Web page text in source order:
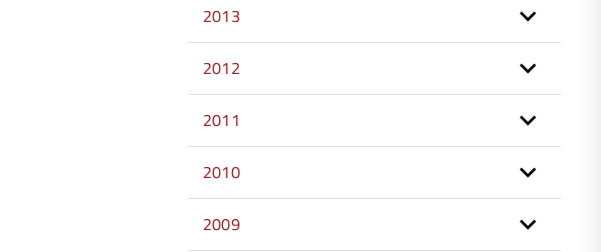
2013
2012
2011
2010
2009